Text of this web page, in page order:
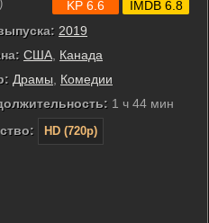
2019
США, Канада
Драмы, Комедии
1 ч 44 мин
HD (720p)
KP 6.6 IMDB 6.8